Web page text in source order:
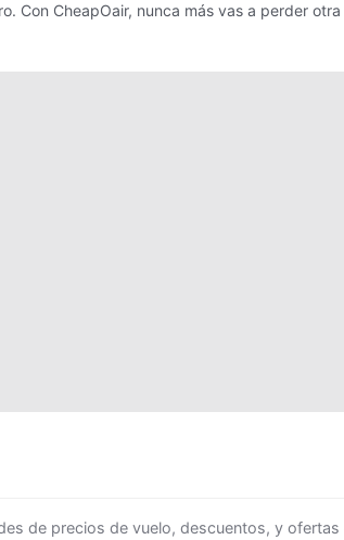
Con CheapOair, nunca más vas a perder
de precios de vuelo, descuentos, y ofertas